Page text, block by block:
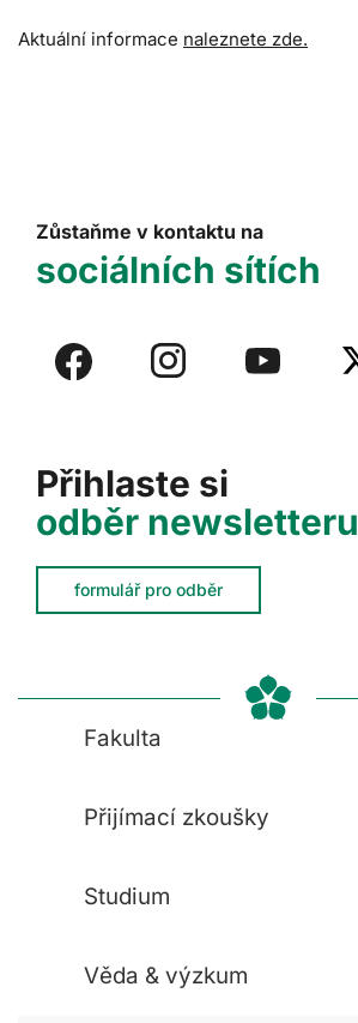
Aktuální informace naleznete zde.
Přihlaste si
odběr newsletteru
formulář pro odběr
Zůstaňme v kontaktu na
sociálních sítích
Fakulta
Přijímací zkoušky
Studium
Věda & výzkum